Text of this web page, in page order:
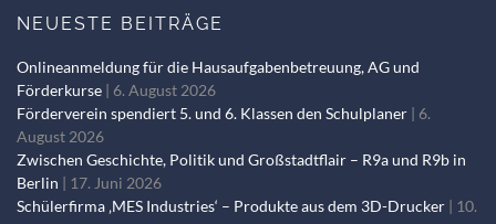
NEUESTE BEITRÄGE
Onlineanmeldung für die Hausaufgabenbetreuung, AG und
Förderkurse
6. August 2026
Förderverein spendiert 5. und 6. Klassen den Schulplaner
6.
August 2026
Zwischen Geschichte, Politik und Großstadtflair – R9a und R9b in
Berlin
17. Juni 2026
Schülerfirma ‚MES Industries‘ – Produkte aus dem 3D-Drucker
10.